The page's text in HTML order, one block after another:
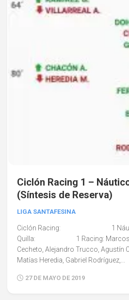
Ciclón Racing 1 –
(Síntesis de Reserva)
LIGA SANTAFESINA
Ciclón Racing: 1
Quilla: 1 Racing: Marcos
Cecheto, Alejandro Trucco, Agustín
Matías Heredia, Gabriel Rodríguez,...
27 DE MAYO DE 2019